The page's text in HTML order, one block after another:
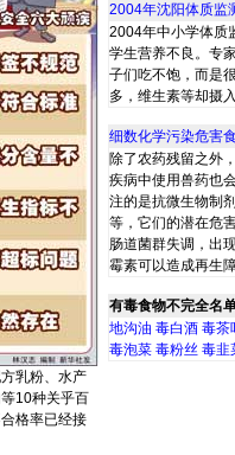
乳粉、水产
10种关乎百
格率已经接
2004年沈阳体质监
2004年中小学体质
学生营养不良。专
子们吃不饱，而是
多，维生素等却摄
细数化学污染危害
除了农药残留之外
疾病中使用兽药也
注的是抗微生物制
等，它们的潜在危
肠道菌群失调，出
霉素可以造成再生
有毒食物不完全名
地沟油 毒白酒 毒茶
毒泡菜 毒粉丝 毒韭